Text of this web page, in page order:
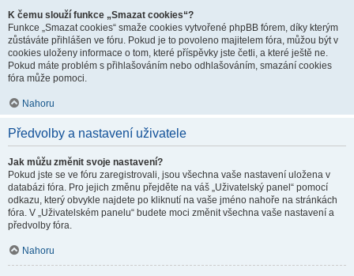
K čemu slouží funkce „Smazat cookies“?
Funkce „Smazat cookies“ smaže cookies vytvořené phpBB fórem, díky kterým
zůstáváte přihlášen ve fóru. Pokud je to povoleno majitelem fóra, můžou být v
cookies uloženy informace o tom, které příspěvky jste četli, a které ještě ne.
Pokud máte problém s přihlašováním nebo odhlašováním, smazání cookies
fóra může pomoci.
Nahoru
Předvolby a nastavení uživatele
Jak můžu změnit svoje nastavení?
Pokud jste se ve fóru zaregistrovali, jsou všechna vaše nastavení uložena v
databázi fóra. Pro jejich změnu přejděte na váš „Uživatelský panel“ pomocí
odkazu, který obvykle najdete po kliknutí na vaše jméno nahoře na stránkách
fóra. V „Uživatelském panelu“ budete moci změnit všechna vaše nastavení a
předvolby fóra.
Nahoru